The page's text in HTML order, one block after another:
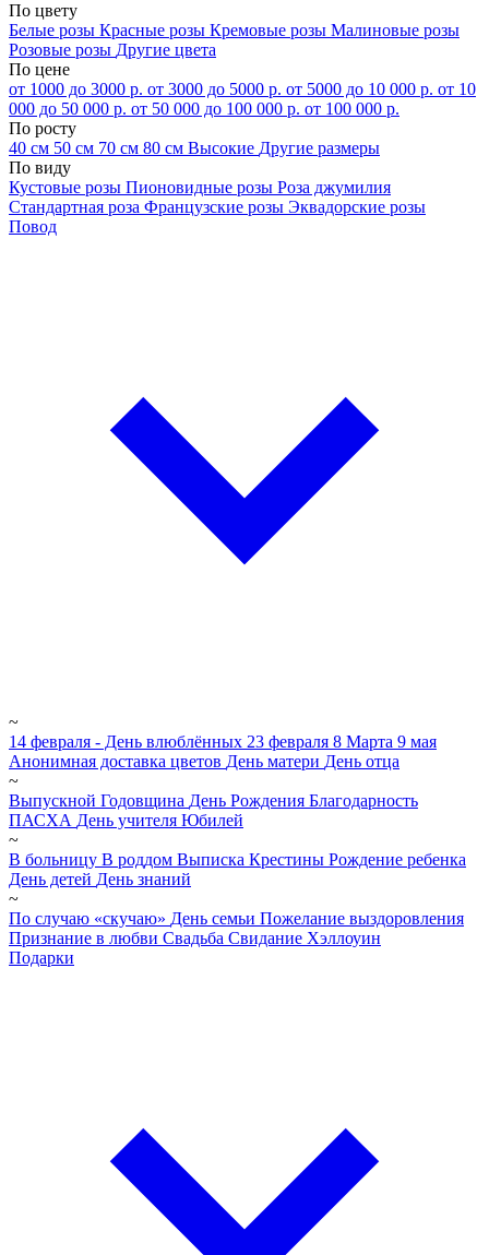
По цвету
Белые розы Красные розы Кремовые розы Малиновые розы
Розовые розы Другие цвета
По цене
от 1000 до 3000 р. от 3000 до 5000 р. от 5000 до 10 000 р. от 10
000 до 50 000 р. от 50 000 до 100 000 р. от 100 000 р.
По росту
40 см 50 см 70 см 80 см Высокие Другие размеры
По виду
Кустовые розы Пионовидные розы Роза джумилия
Стандартная роза Французские розы Эквадорские розы
Повод
~
14 февраля - День влюблённых 23 февраля 8 Марта 9 мая
Анонимная доставка цветов День матери День отца
~
Выпускной Годовщина День Рождения Благодарность
ПАСХА День учителя Юбилей
~
В больницу В роддом Выписка Крестины Рождение ребенка
День детей День знаний
~
По случаю «скучаю» День семьи Пожелание выздоровления
Признание в любви Свадьба Свидание Хэллоуин
Подарки